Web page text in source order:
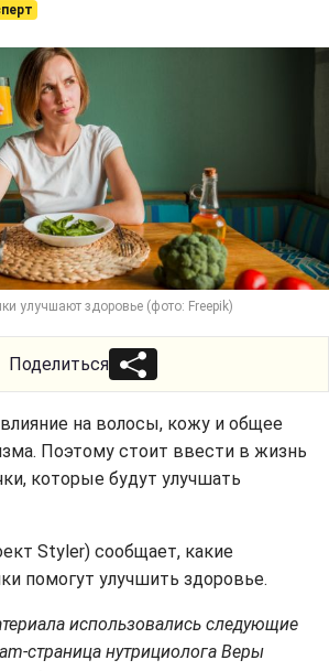
улучшают здоровье (фото: Freepik)
Поделиться
на волосы, кожу и общее
Поэтому стоит ввести в жизнь
которые будут улучшать
Styler) сообщает, какие
помогут улучшить здоровье.
использовались следующие
страница нутрициолога Веры